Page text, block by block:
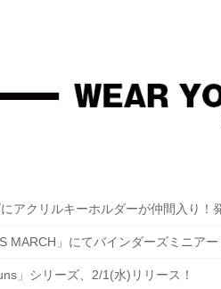
アクリルキーホルダーが仲間入り！
MARCH」にてバインダーズミニア
」シリーズ、2/1(水)リリース！